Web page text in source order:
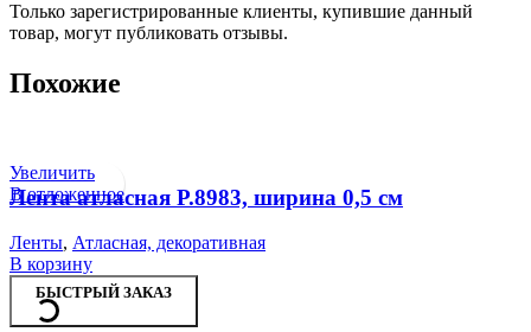
Только зарегистрированные клиенты, купившие данный
товар, могут публиковать отзывы.
Похожие
Увеличить
В отложенное
Лента атласная Р.8983, ширина 0,5 см
Ленты, Атласная, декоративная
В корзину
БЫСТРЫЙ ЗАКАЗ